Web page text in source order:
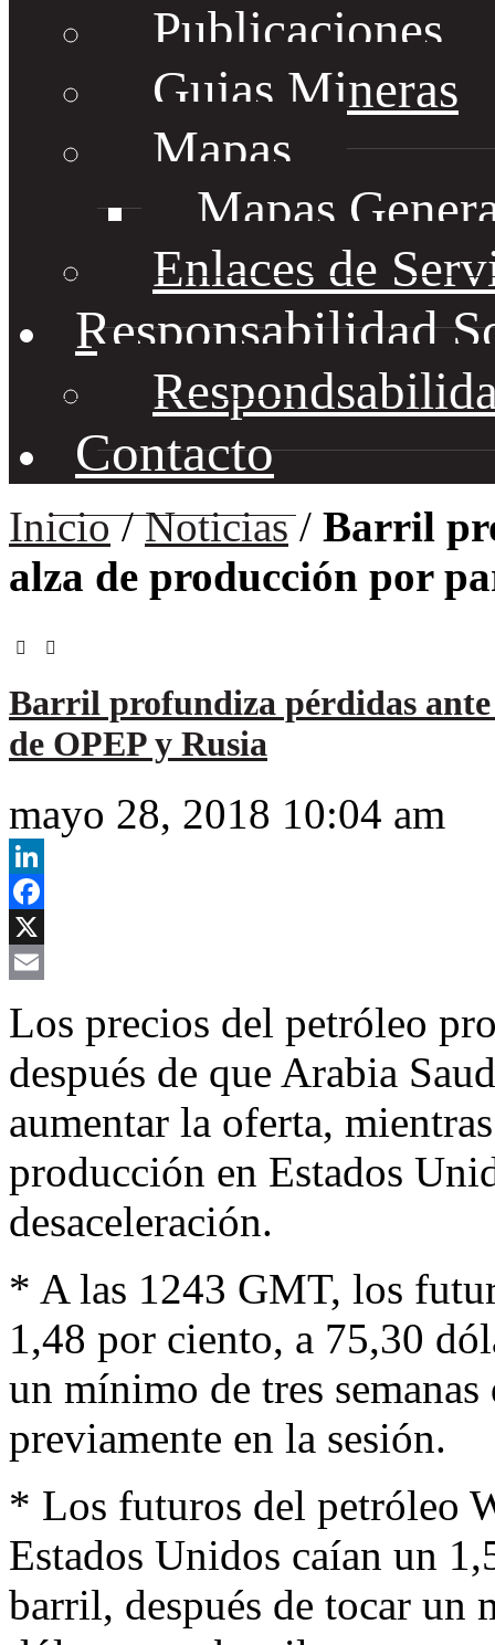
Publicaciones
Guias Mineras
Mapas
Mapas
Enlaces de
Responsabilidad
Contacto
Inicio/Noticias/ Barril
alza de producción por
Barril profundiza pérdidas
de OPEP y Rusia
mayo 28, 2018 10:04 am
LinkedIn
Facebook
X
Los precios del petróleo
después de que Arabia
aumentar la oferta,
producción en Estados
desaceleración.
* A las 1243 GMT, los
1,48 por ciento, a 75,30
un mínimo de tres
previamente en la sesión.
* Los futuros del petróleo
Estados Unidos caían un
barril, después de tocar un